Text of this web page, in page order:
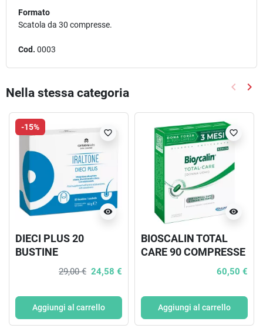
Formato
Scatola da 30 compresse.
Cod. 0003
Nella stessa categoria keyboard_arrow_left keyboard_arrow_right
-15%
visibility
favorite_border
DIECI PLUS 20
BUSTINE
29,00 € 24,58 €
Aggiungi al carrello
visibility
favorite_border
BIOSCALIN TOTAL
CARE 90 COMPRESSE
60,50 €
Aggiungi al carrello